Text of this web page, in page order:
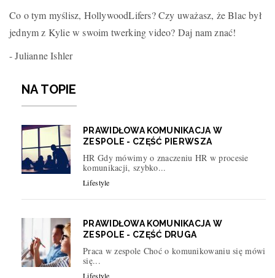
Co o tym myślisz, HollywoodLifers? Czy uważasz, że Blac był
jednym z Kylie w swoim twerking video? Daj nam znać!
- Julianne Ishler
NA TOPIE
PRAWIDŁOWA KOMUNIKACJA W
ZESPOLE - CZĘŚĆ PIERWSZA
HR Gdy mówimy o znaczeniu HR w procesie
komunikacji, szybko...
Lifestyle
PRAWIDŁOWA KOMUNIKACJA W
ZESPOLE - CZĘŚĆ DRUGA
Praca w zespole Choć o komunikowaniu się mówi
się...
Lifestyle